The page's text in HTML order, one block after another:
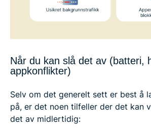
Når du kan slå det av (batteri,
appkonflikter)
Selv om det generelt sett er best å
på, er det noen tilfeller der det kan
det av midlertidig: